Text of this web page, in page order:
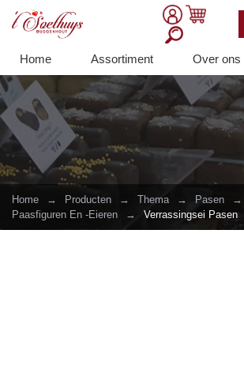
Home Assortiment Over ons
Home → Producten → Thema → Pasen →
Paasfiguren En -eieren
→ Verrassingsei Pasen